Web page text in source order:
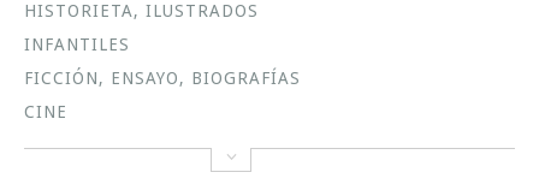
HISTORIETA, ILUSTRADOS
INFANTILES
FICCIÓN, ENSAYO, BIOGRAFÍAS
CINE